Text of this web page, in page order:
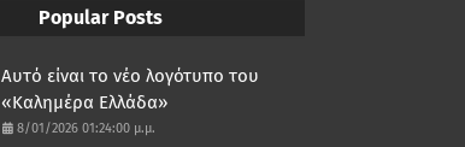
Popular Posts
Αυτό είναι το νέο λογότυπο του
«Καλημέρα Ελλάδα»
8/01/2026 01:24:00 μ.μ.